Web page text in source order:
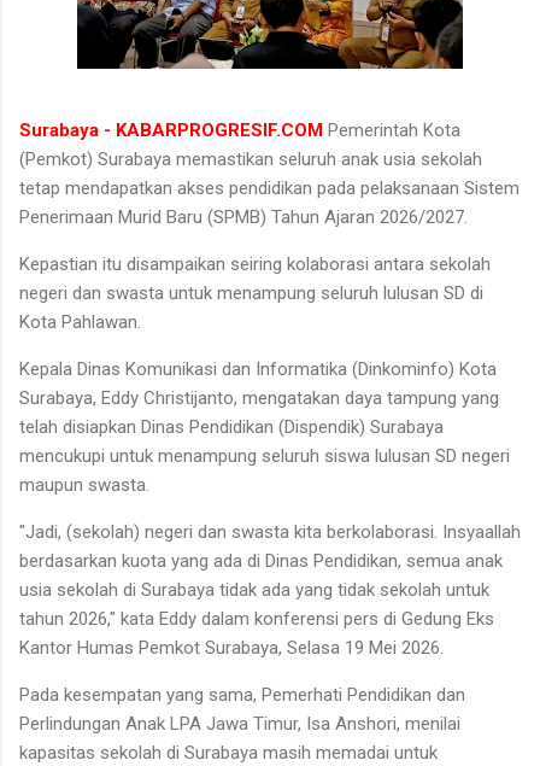
Surabaya - KABARPROGRESIF.COM Pemerintah Kota
(Pemkot) Surabaya memastikan seluruh anak usia sekolah
tetap mendapatkan akses pendidikan pada pelaksanaan Sistem
Penerimaan Murid Baru (SPMB) Tahun Ajaran 2026/2027.
Kepastian itu disampaikan seiring kolaborasi antara sekolah
negeri dan swasta untuk menampung seluruh lulusan SD di
Kota Pahlawan.
Kepala Dinas Komunikasi dan Informatika (Dinkominfo) Kota
Surabaya, Eddy Christijanto, mengatakan daya tampung yang
telah disiapkan Dinas Pendidikan (Dispendik) Surabaya
mencukupi untuk menampung seluruh siswa lulusan SD negeri
maupun swasta.
"Jadi, (sekolah) negeri dan swasta kita berkolaborasi. Insyaallah
berdasarkan kuota yang ada di Dinas Pendidikan, semua anak
usia sekolah di Surabaya tidak ada yang tidak sekolah untuk
tahun 2026," kata Eddy dalam konferensi pers di Gedung Eks
Kantor Humas Pemkot Surabaya, Selasa 19 Mei 2026.
Pada kesempatan yang sama, Pemerhati Pendidikan dan
Perlindungan Anak LPA Jawa Timur, Isa Anshori, menilai
kapasitas sekolah di Surabaya masih memadai untuk